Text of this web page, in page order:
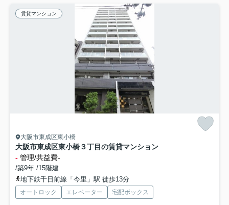
賃貸マンション
大阪市東成区東小橋
大阪市東成区東小橋３丁目の賃貸マンション
- 管理/共益費-
/築9年 /15階建
地下鉄千日前線「今里」駅 徒歩13分
オートロック エレベーター 宅配ボックス